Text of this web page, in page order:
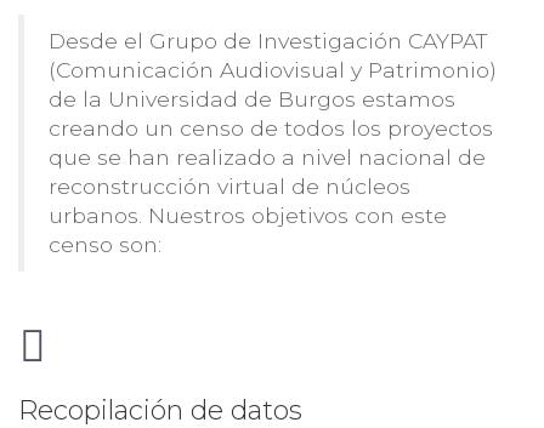
Desde el Grupo de Investigación CAYPAT
(Comunicación Audiovisual y Patrimonio)
de la Universidad de Burgos estamos
creando un censo de todos los proyectos
que se han realizado a nivel nacional de
reconstrucción virtual de núcleos
urbanos. Nuestros objetivos con este
censo son:
Recopilación de datos